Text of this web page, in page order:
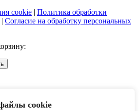
cookie
cookie | Политика обработки
| Согласие на обработку персональных